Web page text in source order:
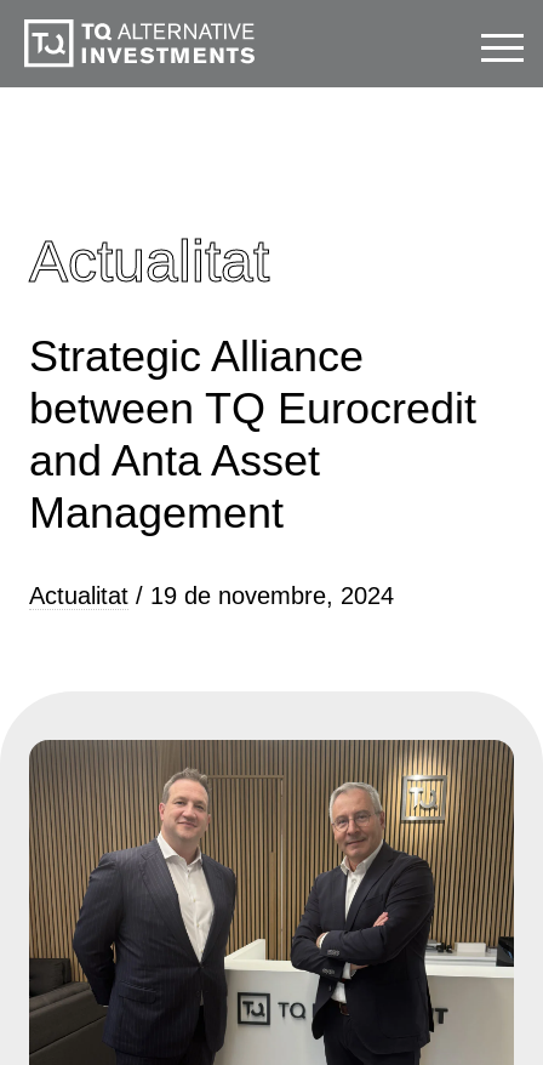
Actualitat
Strategic Alliance
between TQ Eurocredit
and Anta Asset
Management
Actualitat / 19 de novembre, 2024